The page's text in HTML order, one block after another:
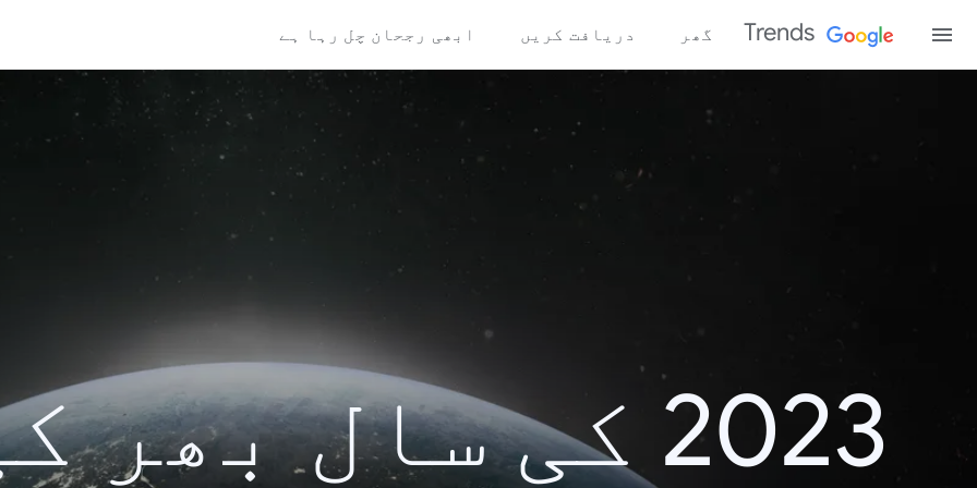
Trends گھر دریافت کریں ابھی رجحان چل رہا ہے
2023 کی سال بھر